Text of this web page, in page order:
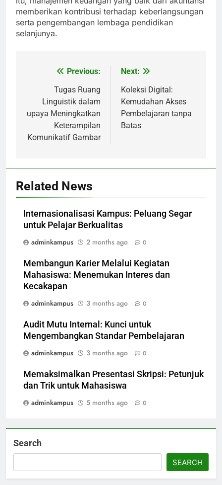
memberikan kontribusi terhadap keberlangsungan
serta pengembangan lembaga pendidikan
selanjunya.
navigation
Previous:
Tugas Ruang
Linguistik dalam
upaya Meningkatkan
Keterampilan
Komunikatif Gambar
Next:
Koleksi Digital:
Kemudahan Akses
Pembelajaran tanpa
Batas
Related News
Internasionalisasi Kampus: Peluang Segar
untuk Pelajar Berkualitas
adminkampus
2 months ago 0
Membangun Karier Melalui Kegiatan
Mahasiswa: Menemukan Interes dan
Kecakapan
adminkampus
3 months ago 0
Audit Mutu Internal: Kunci untuk
Mengembangkan Standar Pembelajaran
adminkampus
3 months ago 0
Memaksimalkan Presentasi Skripsi: Petunjuk
dan Trik untuk Mahasiswa
adminkampus
5 months ago 0
Search
SEARCH